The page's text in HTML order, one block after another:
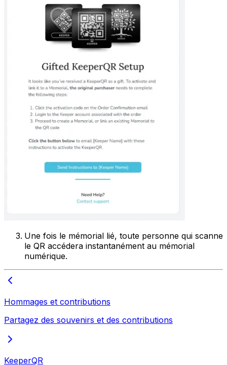
Une fois le mémorial lié, toute personne qui scanne
le QR accédera instantanément au mémorial
numérique.
Hommages et contributions
Partagez des souvenirs et des contributions
KeeperQR